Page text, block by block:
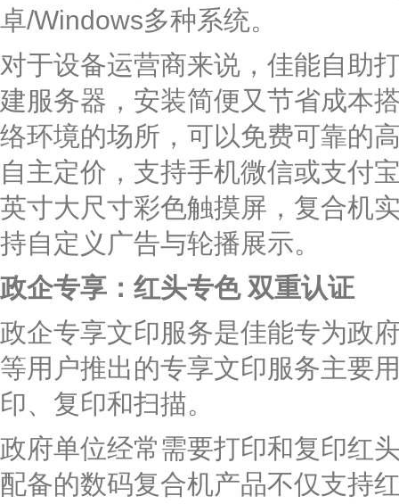
卓/Windows多种系统。
对于设备运营商来说，佳能自助
建服务器，安装简便又节省成本
络环境的场所，可以免费可靠的
自主定价，支持手机微信或支付
英寸大尺寸彩色触摸屏，复合机
持自定义广告与轮播展示。
政企专享：红头专色 双重认证
政企专享文印服务是佳能专为政
等用户推出的专享文印服务主要
印、复印和扫描。
政府单位经常需要打印和复印红
配备的数码复合机产品不仅支持